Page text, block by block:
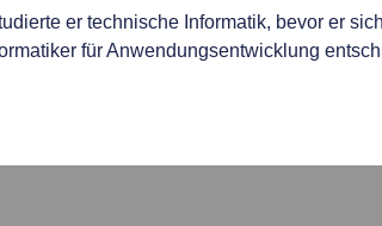
er technische Informatik, bevor er
für Anwendungsentwicklung